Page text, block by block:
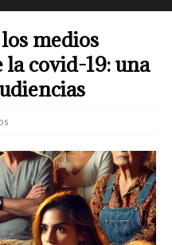
medios
covid-19: una